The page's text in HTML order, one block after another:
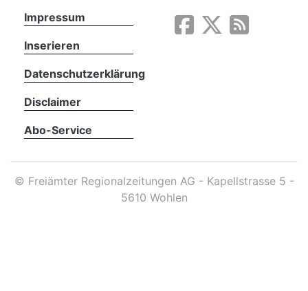
App
Impressum
Inserieren
Datenschutzerklärung
Disclaimer
Abo-Service
© Freiämter Regionalzeitungen AG - Kapellstrasse 5 -
5610 Wohlen